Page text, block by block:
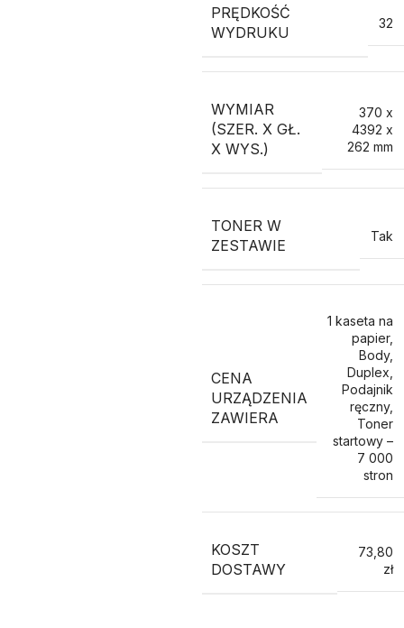
PRĘDKOŚĆ
WYDRUKU
32
WYMIAR
(SZER. X GŁ.
X WYS.)
370 x
4392 x
262 mm
TONER W
ZESTAWIE
Tak
CENA
URZĄDZENIA
ZAWIERA
1 kaseta na
papier,
Body,
Duplex
Podajnik
ręczny,
Toner
startowy –
7 000
stron
KOSZT
DOSTAWY
73,80
zł